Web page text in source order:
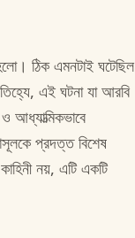
ঠিক এমনটাই ঘটেছিল
এই ঘটনা যা আরবি
আধ্যাত্মিকভাবে
প্রদত্ত বিশেষ
নয়, এটি একটি